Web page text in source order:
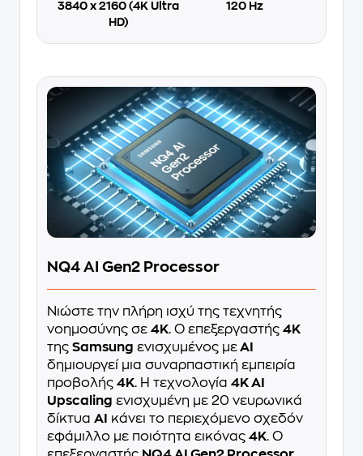
3840 x 2160 (4K Ultra
HD)
120 Hz
NQ4 AI Gen2 Processor
Νιώστε την πλήρη ισχύ της τεχνητής
νοημοσύνης σε 4K. Ο επεξεργαστής 4K
της Samsung ενισχυμένος μεAI
δημιουργεί μια συναρπαστική εμπειρία
προβολής 4K. Η τεχνολογία 4K AI
Upscaling ενισχυμένη με 20 νευρωνικά
δίκτυα AI
κάνει το περιεχόμενο σχεδόν
εφάμιλλο με ποιότητα εικόνας 4K. Ο